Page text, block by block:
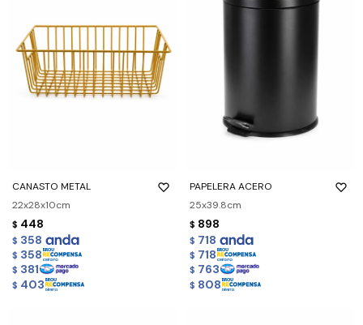
CANASTO METAL
22x28x10cm
$ 448
$ 358
$ 358
$ 381
$ 403
PAPELERA ACERO
25x39.8cm
$ 898
$ 718
$ 718
$ 763
$ 808